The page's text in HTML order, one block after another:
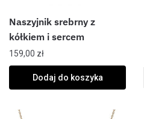
Naszyjnik srebrny z
kółkiem i sercem
159,00 zł
Dodaj do koszyka